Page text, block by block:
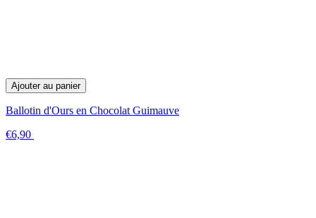
Ajouter au panier
Ballotin d'Ours en Chocolat Guimauve
€6,90